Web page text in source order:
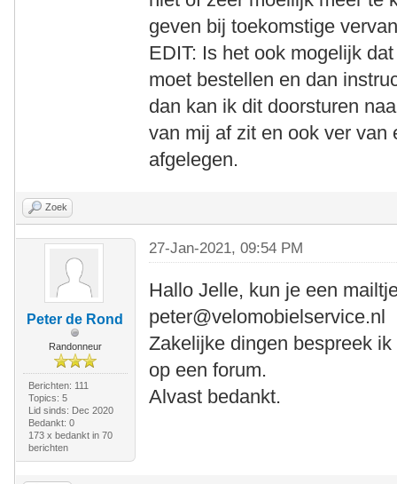
geven bij toekomstige
EDIT: Is het ook mogelijk
moet bestellen en dan
dan kan ik dit doorsturen
van mij af zit en ook ver
afgelegen.
Zoek
Peter de Rond
Randonneur
Berichten: 111
Topics: 5
Lid sinds: Dec 2020
Bedankt: 0
173 x bedankt in 70
berichten
27-Jan-2021, 09:54 PM
Hallo Jelle, kun je een
peter@velomobielservice.nl
Zakelijke dingen bespreek
op een forum.
Alvast bedankt.